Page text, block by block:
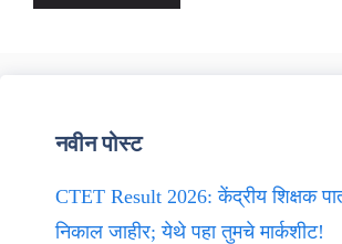
नवीन पोस्ट
CTET Result 2026: केंद्रीय शिक्षक
निकाल जाहीर; येथे पहा तुमचे मार्कशीट!